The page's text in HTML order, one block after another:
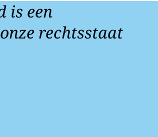
is een
rechtsstaat